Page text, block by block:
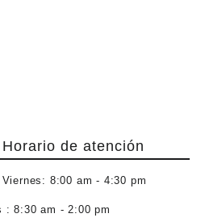
Horario de atención
8:00 am - 4:30 pm
:8:30 am - 2:00 pm